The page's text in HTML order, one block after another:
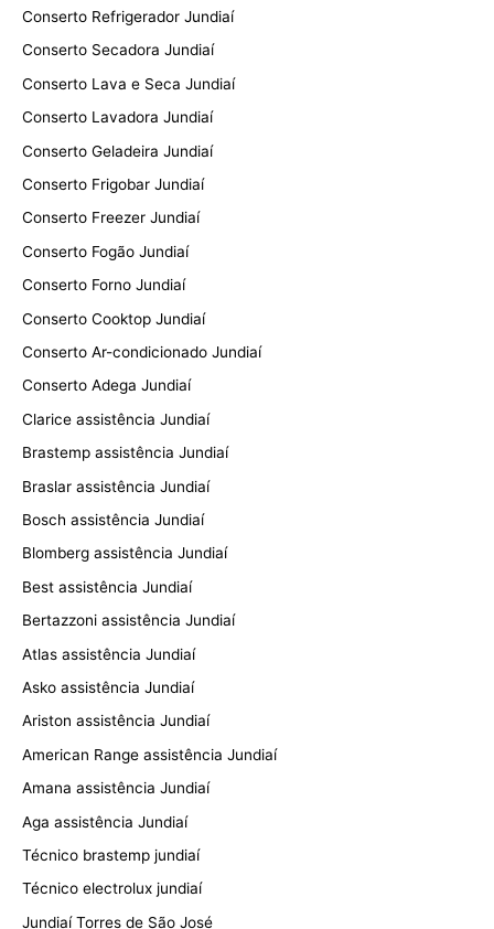
Conserto Refrigerador Jundiaí
Conserto Secadora Jundiaí
Conserto Lava e Seca Jundiaí
Conserto Lavadora Jundiaí
Conserto Geladeira Jundiaí
Conserto Frigobar Jundiaí
Conserto Freezer Jundiaí
Conserto Fogão Jundiaí
Conserto Forno Jundiaí
Conserto Cooktop Jundiaí
Conserto Ar-condicionado Jundiaí
Conserto Adega Jundiaí
Clarice assistência Jundiaí
Brastemp assistência Jundiaí
Braslar assistência Jundiaí
Bosch assistência Jundiaí
Blomberg assistência Jundiaí
Best assistência Jundiaí
Bertazzoni assistência Jundiaí
Atlas assistência Jundiaí
Asko assistência Jundiaí
Ariston assistência Jundiaí
American Range assistência Jundiaí
Amana assistência Jundiaí
Aga assistência Jundiaí
Técnico brastemp jundiaí
Técnico electrolux jundiaí
Jundiaí Torres de São José